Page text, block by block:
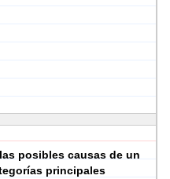
posibles causas de un
principales